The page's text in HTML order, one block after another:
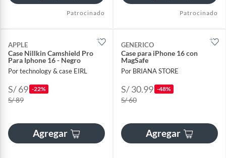
Patrocinado Patrocinado
APPLE
Case Nillkin Camshield Pro
Para Iphone 16 - Negro
Por technology & case EIRL
S/ 69 -22%
S/ 89
Agregar
GENERICO
Case para iPhone 16 con
MagSafe
Por BRIANA STORE
S/ 30.99 -48%
S/ 60
Agregar